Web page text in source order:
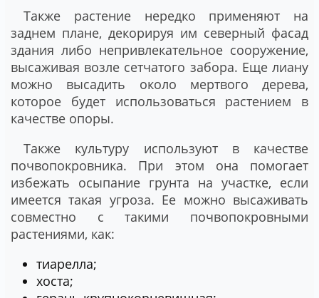
Также растение нередко применяют на
заднем плане, декорируя им северный фасад
здания либо непривлекательное сооружение,
высаживая возле сетчатого забора. Еще лиану
можно высадить около мертвого дерева,
которое будет использоваться растением в
качестве опоры.
Также культуру используют в качестве
почвопокровника. При этом она помогает
избежать осыпание грунта на участке, если
имеется такая угроза. Ее можно высаживать
совместно с такими почвопокровными
растениями, как:
тиарелла;
хоста;